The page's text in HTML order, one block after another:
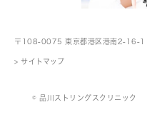
〒108-0075 東京都港区港南2-16-1
> サイトマップ
© 品川ストリングスクリニック